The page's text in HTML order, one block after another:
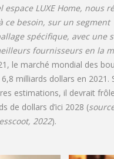
espace LUXE Home, nous
ce besoin, sur un segment
spécifique, avec une
fournisseurs en la
le marché mondial des
milliards dollars en 2021.
estimations, il devrait
de dollars d’ici 2028 (
2022).